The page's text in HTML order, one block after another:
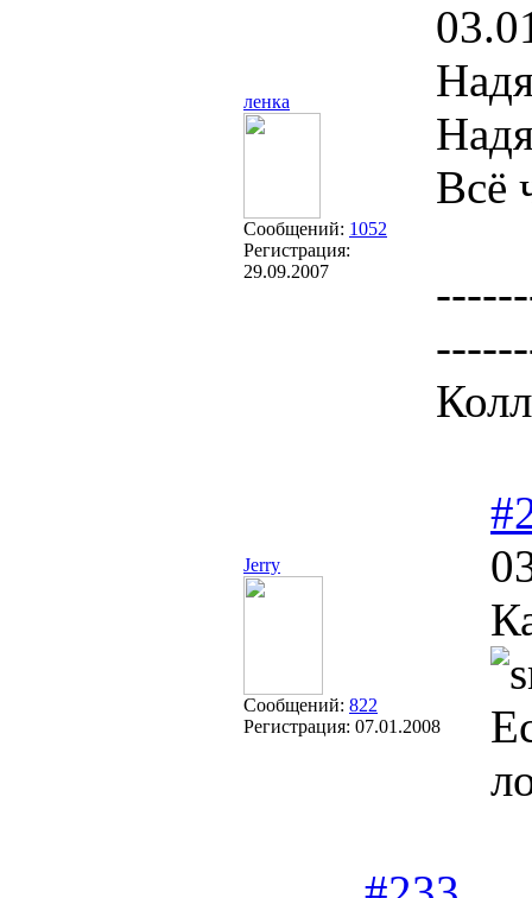
ленка
Сообщений: 1052
Регистрация:
29.09.2007
Всё
Jerry
Сообщений: 822
Регистрация: 07.01.2008